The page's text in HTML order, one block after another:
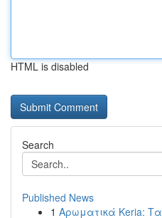
HTML is disabled
Search
Published News
1 Αρωματικά Keria: